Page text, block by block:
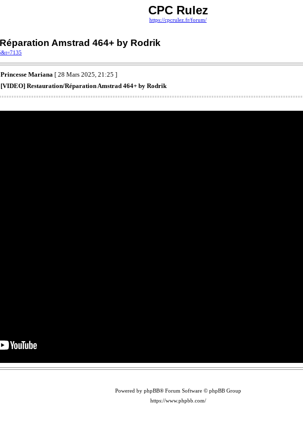
CPC Rulez
https://cpcrulez.fr/forum/
Amstrad 464+ by Rodrik
Princesse Mariana [ 28 Mars 2025, 21:25 ]
[VIDEO] Restauration/Réparation Amstrad 464+ by Rodrik
Powered by phpBB® Forum Software © phpBB Group
https://www.phpbb.com/